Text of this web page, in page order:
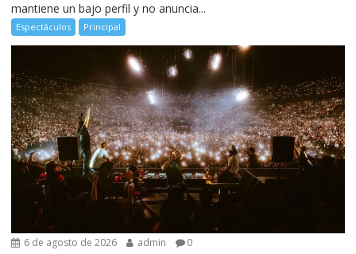
mantiene un bajo perfil y no anuncia...
Espectáculos Principal
6 de agosto de 2026 admin 0